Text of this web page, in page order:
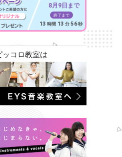
8月9日まで
終了まで
13 時間 13 分 54 秒
ッコロ教室は